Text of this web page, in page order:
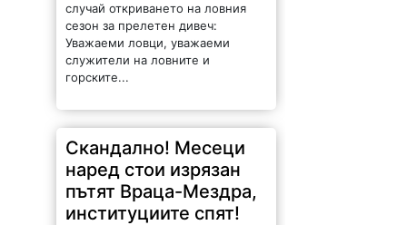
случай откриването на ловния
сезон за прелетен дивеч:
Уважаеми ловци, уважаеми
служители на ловните и
горските...
Скандално! Месеци
наред стои изрязан
пътят Враца-Мездра,
институциите спят!